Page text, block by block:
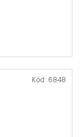
Kód: 6848